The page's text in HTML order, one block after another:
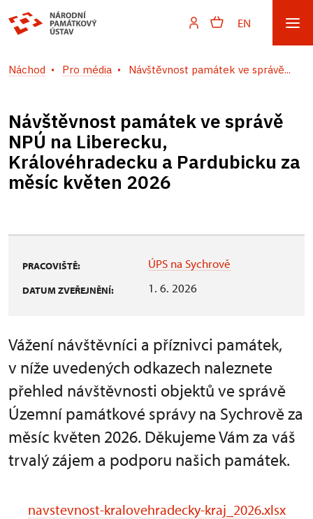
EN
Náchod Pro média Návštěvnost památek ve správě...
Návštěvnost památek ve správě
NPÚ na Liberecku,
Královéhradecku a Pardubicku za
měsíc květen 2026
PRACOVIŠTĚ: ÚPS na Sychrově
DATUM ZVEŘEJNĚNÍ: 1. 6. 2026
Vážení návštěvníci a příznivci památek,
v níže uvedených odkazech naleznete
přehled návštěvnosti objektů ve správě
Územní památkové správy na Sychrově za
měsíc květen 2026. Děkujeme Vám za váš
trvalý zájem a podporu našich památek.
navstevnost-kralovehradecky-kraj_2026.xlsx